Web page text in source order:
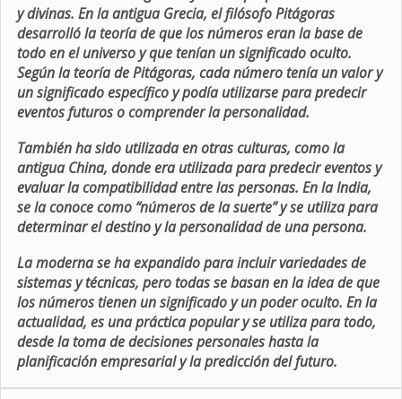
y divinas. En la antigua Grecia, el filósofo Pitágoras
desarrolló la teoría de que los números eran la base de
todo en el universo y que tenían un significado oculto.
Según la teoría de Pitágoras, cada número tenía un valor y
un significado específico y podía utilizarse para predecir
eventos futuros o comprender la personalidad.
También ha sido utilizada en otras culturas, como la
antigua China, donde era utilizada para predecir eventos y
evaluar la compatibilidad entre las personas. En la India,
se la conoce como “números de la suerte” y se utiliza para
determinar el destino y la personalidad de una persona.
La moderna se ha expandido para incluir variedades de
sistemas y técnicas, pero todas se basan en la idea de que
los números tienen un significado y un poder oculto. En la
actualidad, es una práctica popular y se utiliza para todo,
desde la toma de decisiones personales hasta la
planificación empresarial y la predicción del futuro.